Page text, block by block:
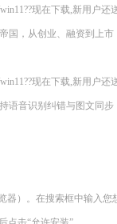
现在下载,新用户
国，从创业、融资到上
现在下载,新用户
语音识别纠错与图文同
器）。在搜索框中输入